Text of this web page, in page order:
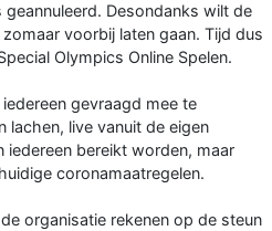
Desondanks wilt de
voorbij laten gaan. Tijd dus
Olympics Online Spelen.
gevraagd mee te
lachen, live vanuit de eigen
iedereen bereikt worden, maar
coronamaatregelen.
organisatie rekenen op de steun